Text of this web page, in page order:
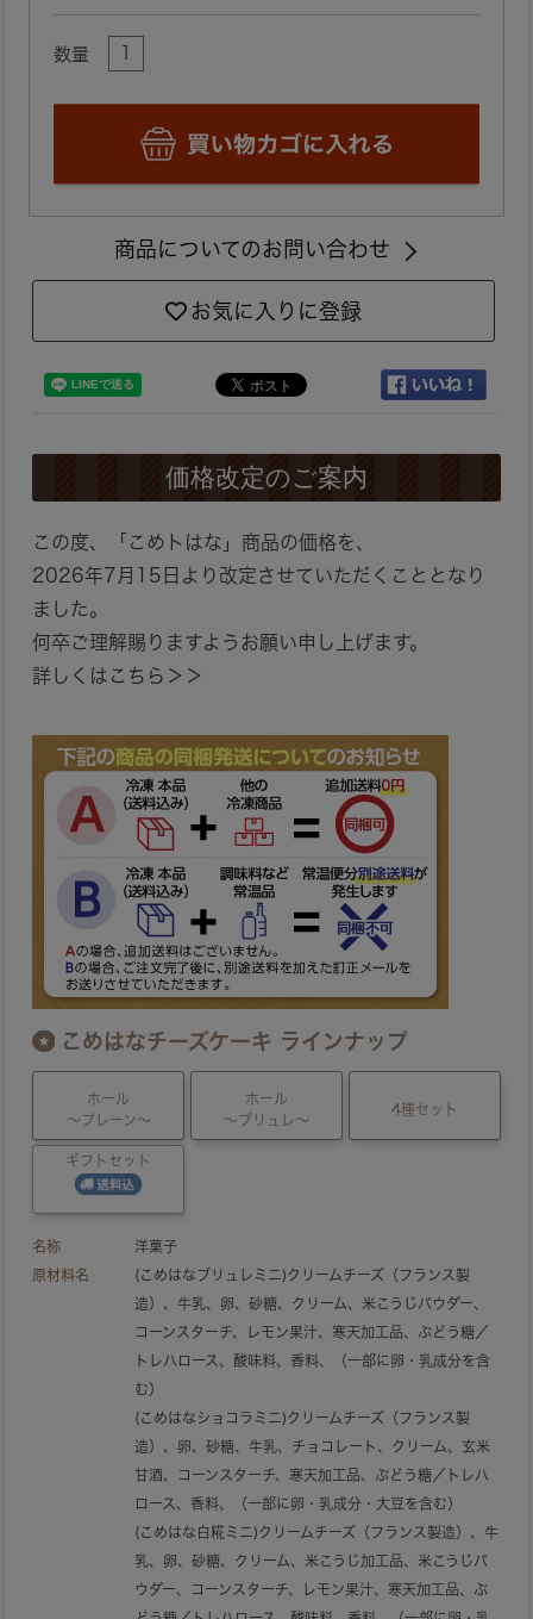
数量
商品についてのお問い合わせ
お気に入りに登録
価格改定のご案内
この度、「こめトはな」商品の価格を、
2026年7月15日より改定させていただくこととなり
ました。
何卒ご理解賜りますようお願い申し上げます。
詳しくは こちら＞＞
こめはなチーズケーキ ラインナップ
ホール
～プレーン～
ホール
～ブリュレ～
4種セット
ギフトセット
名称
洋菓子
原材料名
(こめはなブリュレミニ)クリームチーズ（フランス製
造）、牛乳、卵、砂糖、クリーム、米こうじパウダー、
コーンスターチ、レモン果汁、寒天加工品、ぶどう糖／
トレハロース、酸味料、香料、（一部に卵・乳成分を含
む）
(こめはなショコラミニ)クリームチーズ（フランス製
造）、卵、砂糖、牛乳、チョコレート、クリーム、玄米
甘酒、コーンスターチ、寒天加工品、ぶどう糖／トレハ
ロース、香料、（一部に卵・乳成分・大豆を含む）
(こめはな白糀ミニ)クリームチーズ（フランス製造）、牛
乳、卵、砂糖、クリーム、米こうじ加工品、米こうじパ
ウダー、コーンスターチ、レモン果汁、寒天加工品、ぶ